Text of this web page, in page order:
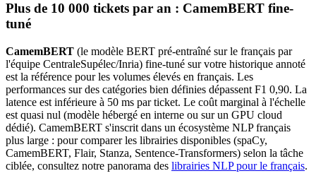
Plus de 10 000 tickets par an : CamemBERT fine-
tuné
CamemBERT (le modèle BERT pré-entraîné sur le français par
l'équipe CentraleSupélec/Inria) fine-tuné sur votre historique annoté
est la référence pour les volumes élevés en français. Les
performances sur des catégories bien définies dépassent F1 0,90. La
latence est inférieure à 50 ms par ticket. Le coût marginal à l'échelle
est quasi nul (modèle hébergé en interne ou sur un GPU cloud
dédié). CamemBERT s'inscrit dans un écosystème NLP français
plus large : pour comparer les librairies disponibles (spaCy,
CamemBERT, Flair, Stanza, Sentence-Transformers) selon la tâche
ciblée, consultez notre panorama des librairies NLP pour le français.